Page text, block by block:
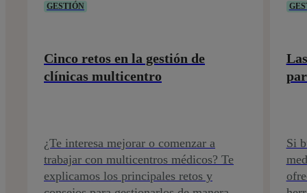
GESTIÓN
Cinco retos en la gestión de
clínicas multicentro
¿Te interesa mejorar o comenzar a
trabajar con multicentros médicos? Te
explicamos los principales retos y
Si